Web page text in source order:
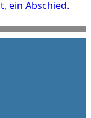
ein Abschied.